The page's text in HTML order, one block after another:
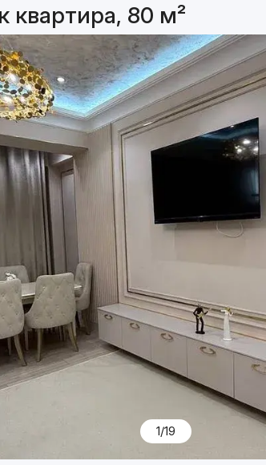
квартира, 80 м²
1/19